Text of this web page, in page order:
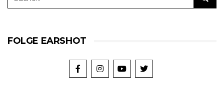
FOLGE EARSHOT